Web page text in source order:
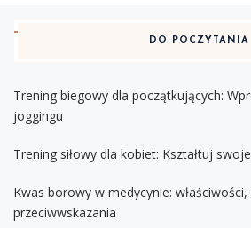
DO POCZYTANIA
Trening biegowy dla początkujących:
joggingu
Trening siłowy dla kobiet: Kształtuj
Kwas borowy w medycynie:
przeciwwskazania